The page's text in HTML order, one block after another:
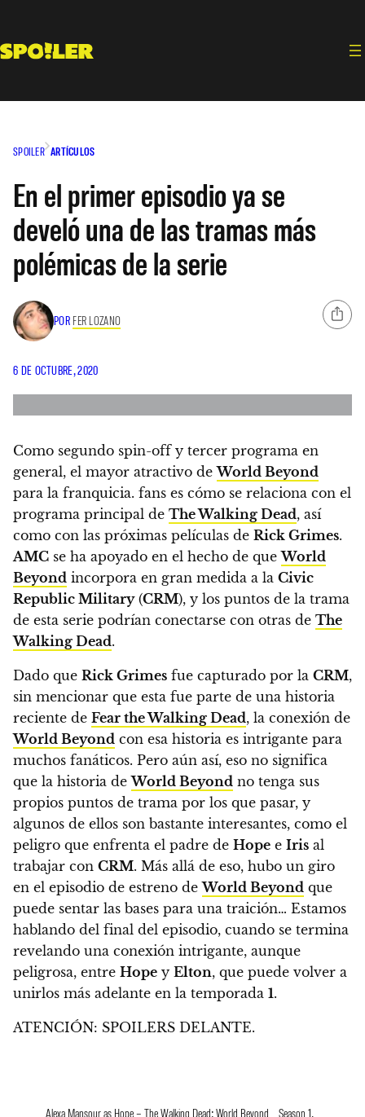
contenido
SPOILER ARTÍCULOS
En el primer episodio ya se
develó una de las tramas más
polémicas de la serie
POR FER LOZANO
6 DE OCTUBRE, 2020
Como segundo spin-off y tercer programa en
general, el mayor atractivo deWorld Beyond
para la franquicia. fans es cómo se relaciona con el
programa principal de The Walking Dead, así
como con las próximas películas de Rick Grimes.
AMC se ha apoyado en el hecho de queWorld
Beyond incorpora en gran medida a la Civic
Republic Military(CRM), y los puntos de la trama
de esta serie podrían conectarse con otras de The
Walking Dead.
Dado que Rick Grimes fue capturado por la CRM,
sin mencionar que esta fue parte de una historia
reciente de Fear the Walking Dead, la conexión de
World Beyond con esa historia es intrigante para
muchos fanáticos. Pero aún así, eso no significa
que la historia deWorld Beyond no tenga sus
propios puntos de trama por los que pasar, y
algunos de ellos son bastante interesantes, como el
peligro que enfrenta el padre de Hope e Iris al
trabajar con CRM. Más allá de eso, hubo un giro
en el episodio de estreno deWorld Beyond que
puede sentar las bases para una traición… Estamos
hablando del final del episodio, cuando se termina
revelando una conexión intrigante, aunque
peligrosa, entre Hope y Elton, que puede volver a
unirlos más adelante en la temporada 1.
ATENCIÓN: SPOILERS DELANTE.
Alexa Mansour as Hope – The Walking Dead: World Beyond _ Season 1,